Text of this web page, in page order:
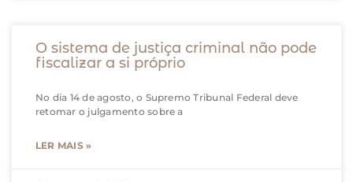
O sistema de justiça criminal não pode
fiscalizar a si próprio
No dia 14 de agosto, o Supremo Tribunal Federal deve
retomar o julgamento sobre a
LER MAIS »